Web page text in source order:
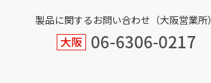
製品に関するお問い合わせ（大阪営業所）